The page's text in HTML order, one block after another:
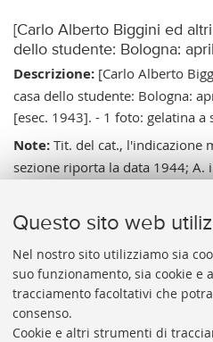
Questo sito web
Nel nostro sito utilizziamo sia
suo funzionamento, sia cookie e
tracciamento facoltativi che
consenso.
Cookie e altri strumenti di
[Carlo Alberto Biggini ed
dello studente: Bologna:
Descrizione:[Carlo Alberto
casa dello studente: Bologna:
[esec. 1943]. - 1 foto: gelatina
Note:Tit. del cat., l'indicazione
sezione riporta la data 1944;
Biggini era Ministro
25.07.1943) fu dal 1941 al
Pisa.
Vai al catalogo: https://
idopac=UBO2944475